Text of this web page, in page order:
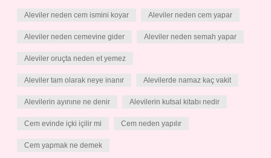
Aleviler neden cem ismini koyar Aleviler neden cem yapar
Aleviler neden cemevine gider Aleviler neden semah yapar
Aleviler oruçta neden et yemez
Aleviler tam olarak neye inanır Alevilerde namaz kaç vakit
Alevilerin ayınıne ne denir Alevilerin kutsal kitabı nedir
Cem evinde içki içilir mi Cem neden yapılır
Cem yapmak ne demek